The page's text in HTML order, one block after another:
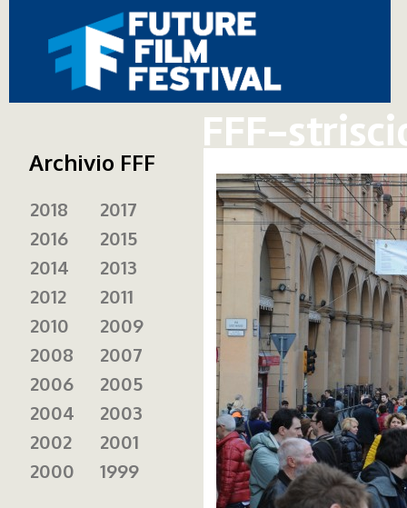
FFF-
Archivio FFF
2018
2017
2016
2015
2014
2013
2012
2011
2010
2009
2008
2007
2006
2005
2004
2003
2002
2001
2000
1999